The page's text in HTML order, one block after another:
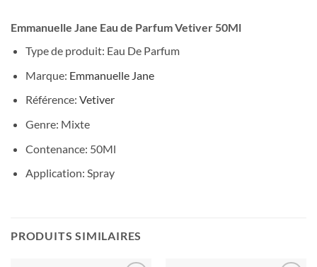
Emmanuelle Jane Eau de Parfum Vetiver 50Ml
Type de produit: Eau De Parfum
Marque: Emmanuelle Jane
Référence: Vetiver
Genre: Mixte
Contenance: 50Ml
Application: Spray
PRODUITS SIMILAIRES